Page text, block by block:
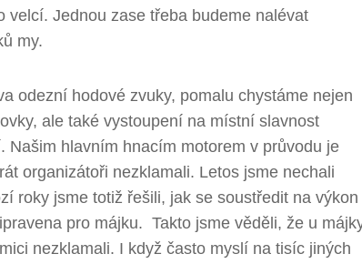
velcí. Jednou zase třeba budeme nalévat
my.
odezní hodové zvuky, pomalu chystáme nejen
ale také vystoupení na místní slavnost
Našim hlavním hnacím motorem v průvodu je
organizátoři nezklamali. Letos jsme nechali
roky jsme totiž řešili, jak se soustředit na výkon
pro májku. Takto jsme věděli, že u
nezklamali. I když často myslí na tisíc jiných